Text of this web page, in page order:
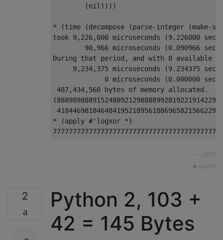
        (nil))))
* (time (decompose (parse-integer
took 9,226,000 microseconds (9.226000
90,966 microseconds (0.090966
During that period, and with 8 available
9,234,375 microseconds (9.234375
0 microseconds (0.000000
487,434,560 bytes of memory allocated.
* (apply #'logxor *)
jlahd
quelle
2
Python 2, 103 +
42 = 145 Bytes